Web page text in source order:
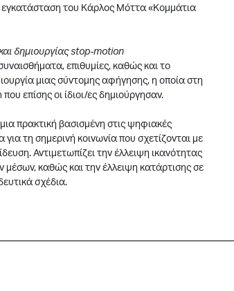
του Κάρλος Μόττα «Κομμάτια
δημιουργίας stop-motion
επιθυμίες, καθώς και το
μιας σύντομης αφήγησης, η οποία στη
επίσης οι ίδιοι/ες δημιούργησαν.
μια πρακτική βασισμένη στις ψηφιακές
τη σημερινή κοινωνία που σχετίζονται με
Αντιμετωπίζει την έλλειψη ικανότητας
καθώς και την έλλειψη κατάρτισης σε
σχέδια.